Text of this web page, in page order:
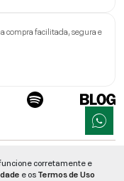
compra facilitada, segura e
corretamente e
e osTermos de Uso